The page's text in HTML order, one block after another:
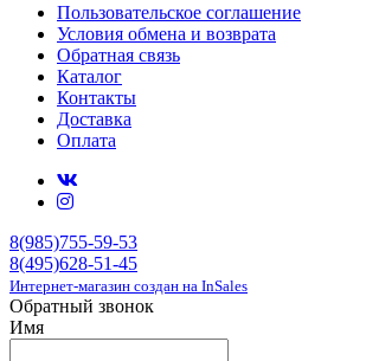
Пользовательское соглашение
Условия обмена и возврата
Обратная связь
Каталог
Контакты
Доставка
Оплата
8(985)755-59-53
8(495)628-51-45
Интернет-магазин создан на InSales
Обратный звонок
Имя